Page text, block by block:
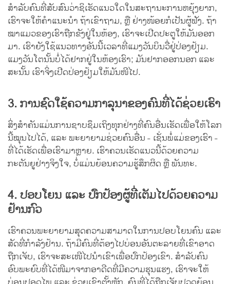
ສຳລັບຄົນທີ່ສັບສົນວ່າຊິເຮັດແນວໃດໃນສະຖານະການຫຍຸ້ງຍາກ,
ເຮົາຈະໃຫ້ຄຳແນະນຳ ຖ້າເຂົາຖາມ, ຫຼື ຢ່າງໜ້ອຍກໍເປັນຜູ້ຟັງ. ຖ້າ
ໝາແມວຂອງເຮົາຖືກຂັງຢູ່ໃນຫ້ອງ, ເຮົາຈະເປີດປະຕູໃຫ້ມັນອອກ
ມາ. ເຮົາຍັງໃຊ້ແນວທາງອັນນີ້ເວລາທີ່ແມງວັນບິນວື່ຢູ່ປ່ອງຢ້ຽມ.
ແມງວັນໂຕນັ້ນບໍ່ໄດ້ຢາກຢູ່ໃນຫ້ອງເຮົາ; ມັນຢາກອອກນອກ ແລະ
ສະນັ້ນ ເຮົາຈິ່ງເປີດປ່ອງຢ້ຽມໃຫ້ມັນໜີໄປ.
3. ການຊົດໃຊ້ຄວາມກາລຸນາຂອງຄົນທີ່ໄດ້ຊ່ວຍເຮົາ
ສິ່ງສຳຄັນແມ່ນການຊາບຊຶມເຖິງທຸກຢ່າງທີ່ຄົນອື່ນເຮັດເພື່ອໃຫ້ໂລກ
ນີ້ໝຸນໄປໄດ້, ແລະ ພະຍາຍາມຊ່ວຍຄົນອື່ນ - ເຊັ່ນພໍ່ແມ່ຂອງເຮົາ -
ທີ່ໄດ້ເຮັດເພື່ອເຮົາມາຫຼາຍ. ເຮົາຄວນເຮັດແນວນີ້ດ້ວຍຄວາມ
ກະຕັນຍູຢ່າງຈິງໃຈ, ບໍ່ແມ່ນຍ້ອນຄວາມຮູ້ສຶກຜິດ ຫຼື ພັນທະ.
4. ປອບໂຍນ ແລະ ປົກປ້ອງຜູ້ທີ່ເຕັມໄປດ້ວຍຄວາມ
ຢ້ານກົວ
ເຮົາຄວນພະຍາຍາມສຸດຄວາມສາມາດໃນການປອບໂຍນຄົນ ແລະ
ສັດທີ່ກຳລັງຢ້ານ. ຖ້າມີຄົນທີ່ຕ້ອງໄປບ່ອນອັນຕະລາຍທີ່ເຂົາອາດ
ຖືກເຈັບ, ເຮົາຈະສະເໜີໄປນຳເຂົາເພື່ອປົກປ້ອງເຂົາ. ສຳລັບຄົນ
ອົບພະຍົບທີ່ໄດ້ໜີມາຈາກອາດີດທີ່ມີຄວາມຮຸນແຮງ, ເຮົາຈະໃຫ້